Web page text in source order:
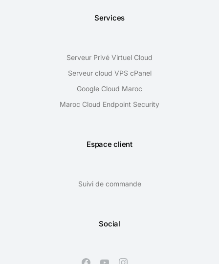
Services
Serveur Privé Virtuel Cloud
Serveur cloud VPS cPanel
Google Cloud Maroc
Maroc Cloud Endpoint Security
Espace client
Suivi de commande
Social